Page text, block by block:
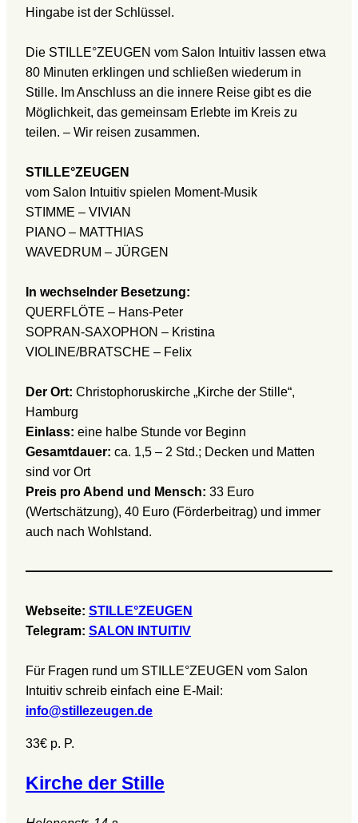
Hingabe ist der Schlüssel.
Die STILLE°ZEUGEN vom Salon Intuitiv lassen etwa
80 Minuten erklingen und schließen wiederum in
Stille. Im Anschluss an die innere Reise gibt es die
Möglichkeit, das gemeinsam Erlebte im Kreis zu
teilen. – Wir reisen zusammen.
STILLE°ZEUGEN
vom Salon Intuitiv spielen Moment-Musik
STIMME – VIVIAN
PIANO – MATTHIAS
WAVEDRUM – JÜRGEN
In wechselnder Besetzung:
QUERFLÖTE – Hans-Peter
SOPRAN-SAXOPHON – Kristina
VIOLINE/BRATSCHE – Felix
Der Ort: Christophoruskirche „Kirche der Stille“,
Hamburg
Einlass: eine halbe Stunde vor Beginn
Gesamtdauer: ca. 1,5 – 2 Std.; Decken und Matten
sind vor Ort
Preis pro Abend und Mensch: 33 Euro
(Wertschätzung), 40 Euro (Förderbeitrag) und immer
auch nach Wohlstand.
Webseite: STILLE°ZEUGEN
Telegram: SALON INTUITIV
Für Fragen rund um STILLE°ZEUGEN vom Salon
Intuitiv schreib einfach eine E-Mail:
info@stillezeugen.de
33€ p. P.
Kirche der Stille